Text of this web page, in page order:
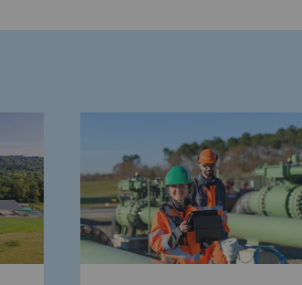
durables